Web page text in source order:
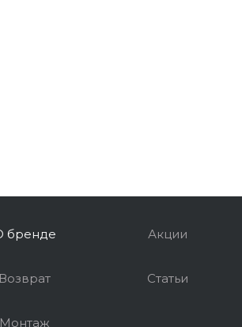
бренде Акции
Возврат Статьи
Монтаж